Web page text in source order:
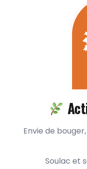
Envie de
Soulac et